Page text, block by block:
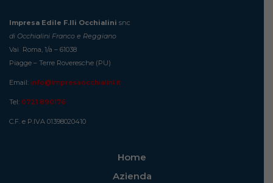
Impresa Edile F.lli Occhialini snc
di Occhialini Franco e Reggiano
Vai Roma, 1/a – 61038
Piagge – Terre Roveresche (PU)
Email: info@impresaocchialini.it
Tel: 0721 890176
C.F. e P.IVA 01398020410
Home
Azienda